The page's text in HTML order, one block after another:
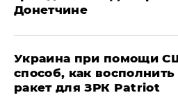
Донетчине
Украина при помощи
способ, как
ракет для ЗРК Patriot